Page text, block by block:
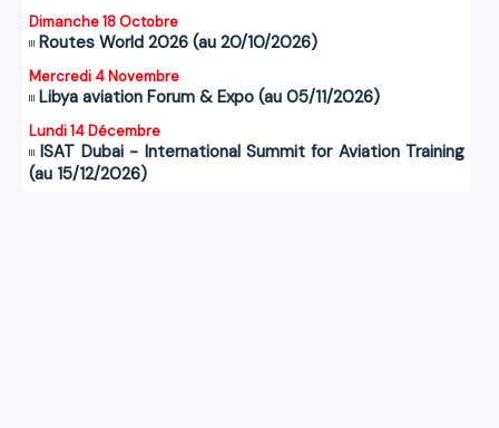
Dimanche 18 Octobre
Routes World 2026 (au 20/10/2026)
Mercredi 4 Novembre
Libya aviation Forum & Expo (au 05/11/2026)
Lundi 14 Décembre
ISAT Dubai - International Summit for Aviation Training
(au 15/12/2026)